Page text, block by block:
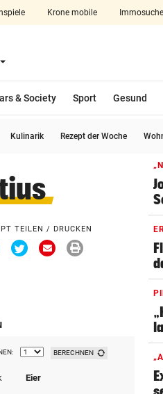
Krone mobile Immosuche
Menü aufklappen
& Society Sport Gesund
Kulinarik Rezept der Woche
TEILEN / DRUCKEN
Via
Facebook
teilen
Via
Twitter
teilen
Via
Email
teilen
BERECHNEN
Eier